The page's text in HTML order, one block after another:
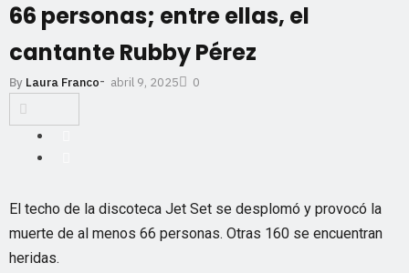
66 personas; entre ellas, el
cantante Rubby Pérez
By Laura Franco- abril 9, 2025 0
El techo de la discoteca Jet Set se desplomó y provocó la
muerte de al menos 66 personas. Otras 160 se encuentran
heridas.